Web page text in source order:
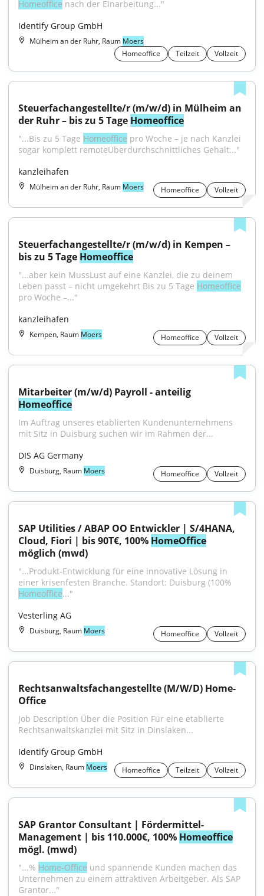
Homeoffice nach der Einarbeitung..."
Identify Group GmbH
Mülheim an der Ruhr, Raum Moers
Homeoffice
Teilzeit Vollzeit
Steuerfachangestellte/r (m/w/d) in Mülheim an
der Ruhr – bis zu 5 Tage Homeoffice
"...Bis zu 5 Tage Homeoffice pro Woche – je nach Kanzlei
sogar komplett remoteÜberdurchschnittliches Gehalt..."
kanzleihafen
Mülheim an der Ruhr, Raum Moers Homeoffice Vollzeit
Steuerfachangestellte/r (m/w/d) in Kempen –
bis zu 5 Tage Homeoffice
"...aber kein MussLust auf eine Kanzlei, die zu deinem
Leben passt – nicht umgekehrt Bis zu 5 Tage Homeoffice
pro Woche –..."
kanzleihafen
Kempen, Raum Moers Homeoffice Vollzeit
Homeoffice
Im Auftrag unseres etablierten Kundenunternehmens
mit Sitz in Duisburg suchen wir im Rahmen der...
DIS AG Germany
Duisburg, Raum Moers Homeoffice Vollzeit
SAP Utilities / ABAP OO Entwickler | S/4HANA,
Cloud, Fiori | bis 90T€, 100% HomeOffice
möglich (mwd)
"...Produkt-Entwicklung für eine innovative Lösung in
Homeoffice..."
Vesterling AG
Duisburg, Raum Moers Homeoffice Vollzeit
Rechtsanwaltsfachangestellte (M/W/D) Home-
Office
Job Description Über die Position Für eine etablierte
Rechtsanwaltskanzlei mit Sitz in Dinslaken...
Identify Group GmbH
Dinslaken, Raum Moers Homeoffice Teilzeit Vollzeit
SAP Grantor Consultant | Fördermittel-
Management | bis 110.000€, 100% Homeoffice
mögl. (mwd)
"...% Home-Office und spannende Kunden machen das
Unternehmen zu einem attraktiven Arbeitgeber. Als SAP
Grantor..."